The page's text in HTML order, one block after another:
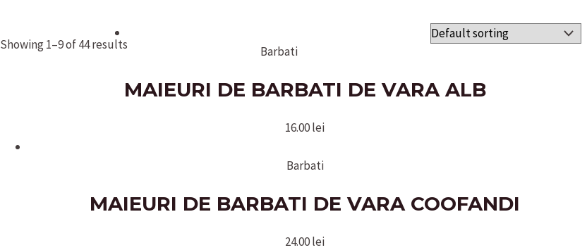
Showing 1–9 of 44 results Barbati
MAIEURI DE BARBATI DE VARA ALB
16.00lei
Barbati
MAIEURI DE BARBATI DE VARA COOFANDI
24.00lei